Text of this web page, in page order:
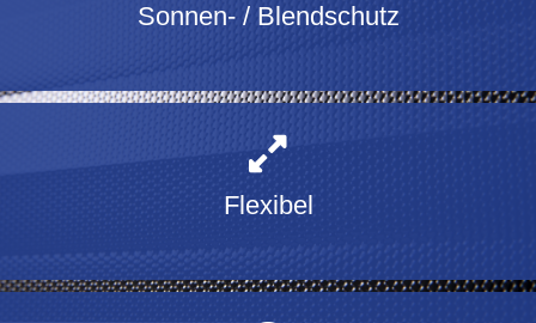
Sonnen- / Blendschutz
Flexibel